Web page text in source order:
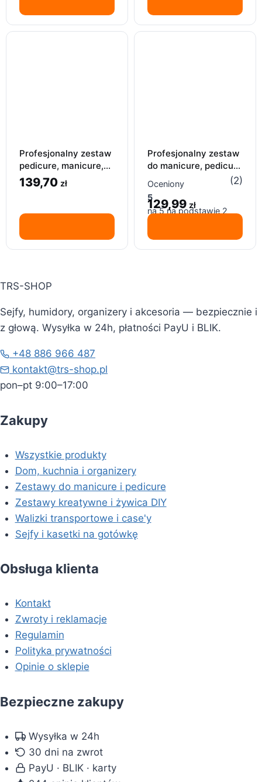
Profesjonalny zestaw
pedicure, manicure,
18 narzędzi,
pielęgnacji paznokci
139,70 zł
Profesjonalny zestaw
do manicure, pedicure
23 sztuk, narzędzi do
paznokci
Oceniony
5
na 5 na podstawie 2
(2)
129,99 zł
TRS-SHOP
Sejfy, humidory, organizery i akcesoria — bezpiecznie i
z głową. Wysyłka w 24h, płatności PayU i BLIK.
+48 886 966 487
kontakt@trs-shop.pl
pon–pt 9:00–17:00
Zakupy
Wszystkie produkty
Dom, kuchnia i organizery
Zestawy do manicure i pedicure
Zestawy kreatywne i żywica DIY
Walizki transportowe i case'y
Sejfy i kasetki na gotówkę
Obsługa klienta
Kontakt
Zwroty i reklamacje
Regulamin
Polityka prywatności
Opinie o sklepie
Bezpieczne zakupy
Wysyłka w 24h
30 dni na zwrot
PayU · BLIK · karty